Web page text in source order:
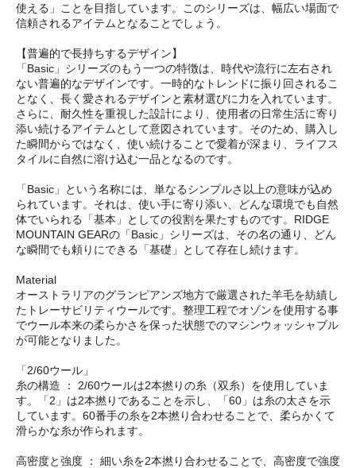
使える」ことを目指しています。このシリーズは、幅広い場面で
信頼されるアイテムとなることでしょう。
【普遍的で長持ちするデザイン】
「Basic」シリーズのもう一つの特徴は、時代や流行に左右され
ない普遍的なデザインです。一時的なトレンドに振り回されるこ
となく、長く愛されるデザインと素材選びに力を入れています。
さらに、耐久性を重視した設計により、使用者の日常生活に寄り
添い続けるアイテムとして意図されています。そのため、購入し
た瞬間からではなく、使い続けることで愛着が深まり、ライフス
タイルに自然に溶け込む一品となるのです。
「Basic」という名称には、単なるシンプルさ以上の意味が込め
られています。それは、使い手に寄り添い、どんな環境でも自然
体でいられる「基本」としての役割を果たすものです。RIDGE
MOUNTAIN GEARの「Basic」シリーズは、その名の通り、どん
な瞬間でも頼りにできる「基礎」として存在し続けます。
Material
オーストラリアのグランピアンズ地方で厳選された羊毛を紡績し
たトレーサビリティウールです。整理工程でオゾンを使用する事
でウール本来の柔らかさを保った状態でのマシンウォッシャブル
が可能となりました。
「2/60ウール」
糸の構造 ： 2/60ウールは2本撚りの糸（双糸）を使用していま
す。「2」は2本撚りであることを示し、「60」は糸の太さを示
しています。60番手の糸を2本撚り合わせることで、柔らかくて
滑らかな糸が作られます。
高密度と強度 ： 細い糸を2本撚り合わせることで、高密度で強度